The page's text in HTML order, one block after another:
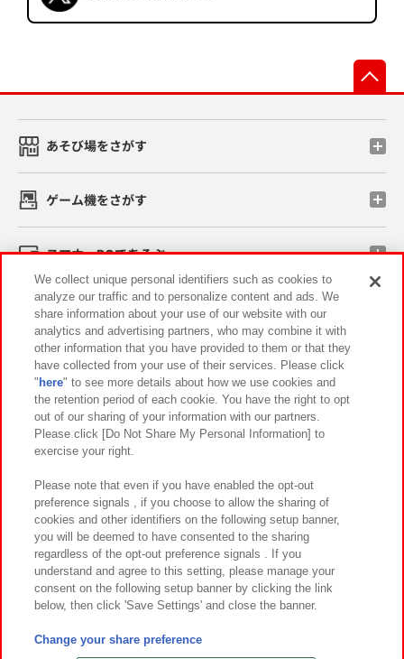
あそび場をさがす
ゲーム機をさがす
スマホ・PCであそぶ
イベント・キャンペーン
関連会社 サステナビリティ サイトポリシー
プライバシーポリシー ウェブアクセシビリティ方針と検証結果
お取引先さまとともに
カスタマーハラスメント対応方針 よくあるご質問・お問い合わせ
©Bandai Namco Amusement Inc.
©Bandai Namco Amusement Lab Inc.
We collect unique personal identifiers such as cookies to
analyze our traffic and to personalize content and ads. We
share information about your use of our website with our
analytics and advertising partners, who may combine it with
other information that you have provided to them or that they
have collected from your use of their services. Please click
" here" to see more details about how we use cookies and
the retention period of each cookie. You have the right to opt
out of our sharing of your information with our partners.
Please click [Do Not Share My Personal Information] to
exercise your right.
Please note that even if you have enabled the opt-out
preference signals , if you choose to allow the sharing of
cookies and other identifiers on the following setup banner,
you will be deemed to have consented to the sharing
regardless of the opt-out preference signals . If you
understand and agree to this setting, please manage your
consent on the following setup banner by clicking the link
below, then click 'Save Settings' and close the banner.
Change your share preference